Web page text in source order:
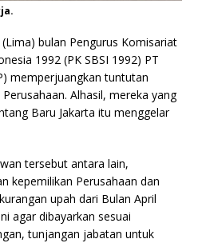
bulan Pengurus Komisariat
1992 (PK SBSI 1992) PT
memperjuangkan tuntutan
Alhasil, mereka yang
Baru Jakarta itu menggelar
tersebut antara lain,
kepemilikan Perusahaan dan
upah dari Bulan April
agar dibayarkan sesuai
tunjangan jabatan untuk